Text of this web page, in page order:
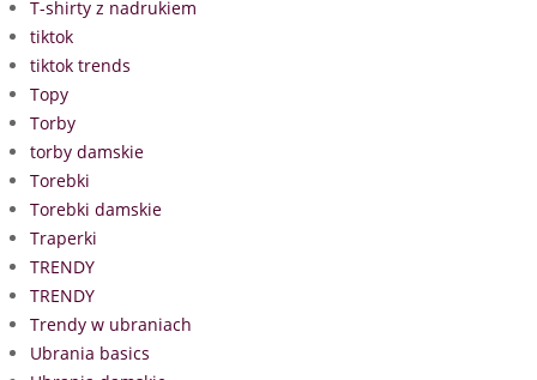
T-shirty z nadrukiem
tiktok
tiktok trends
Topy
Torby
torby damskie
Torebki
Torebki damskie
Traperki
TRENDY
TRENDY
Trendy w ubraniach
Ubrania basics